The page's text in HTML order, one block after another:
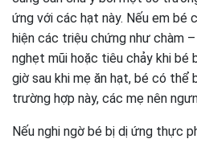
ứng với các hạt này. Nếu em bé
hiện các triệu chứng như chàm
nghẹt mũi hoặc tiêu chảy khi bé
giờ sau khi mẹ ăn hạt, bé có thể
trường hợp này, các mẹ nên
Nếu nghi ngờ bé bị dị ứng thực